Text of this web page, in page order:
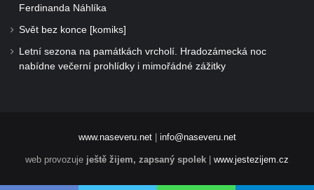
Ferdinanda Náhlíka
Svět bez konce [komiks]
Letní sezona na památkách vrcholí. Hradozámecká noc
nabídne večerní prohlídky i mimořádné zážitky
www.naseveru.net| info@naseveru.net
web provozuje ještě žijem, zapsaný spolek www.jestezijem.cz